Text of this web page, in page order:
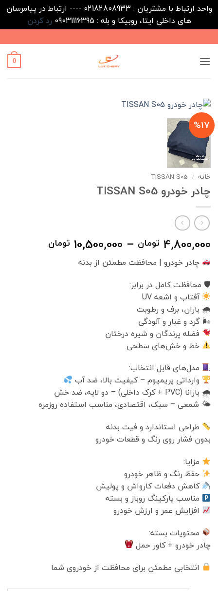
واحد ارتباط با مشتریان : 02182808933 ---- ارتباط در پیامرسان
های داخلی ایتا، روبیکا و بله : 09031116395
رد کردن
to
content
0
%17
خانه /
TISSAN S05
چادر خودرو TISSAN S05
4,800,000 تومان –
10,500,000 تومان
چادر خودرو | محافظت مطمئن از بدنه
🛡 محافظت کامل در برابر:
آفتاب و اشعه UV
🌧 باران، برف و رطوبت
🌬 گرد و غبار و آلودگی
فضله پرندگان و شیره درختان
خط و خش‌های سطحی
مدل‌های قابل انتخاب:
وارداتی پریمیوم – کیفیت بالا، ضد آب
🌧 بارانا (PVC + کرک داخلی) – دو لایه، ضد خش
🌤 شمعی – سبک، اقتصادی، مناسب استفاده روزمره
طراحی استاندارد و فیت بدنه
بدون فشار روی رنگ و قطعات خودرو
مزایا:
حفظ رنگ و ظاهر خودرو
کاهش دفعات کارواش و پولیش
مناسب پارکینگ روباز و بسته
افزایش عمر و ارزش خودرو
محتویات بسته:
چادر خودرو + کاور حمل
انتخابی مطمئن برای محافظت از خودروی شما